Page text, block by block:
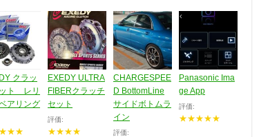
クラッ
ト レリ
アリング
EXEDY ULTRA
FIBERクラッチ
セット
評価:
★★★★
CHARGESPEE
D BottomLine
サイドボトムラ
イン
評価:
Panasonic Ima
ge App
評価:
★★★★★